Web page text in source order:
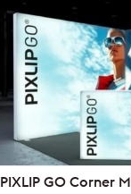
PIXLIP GO Corner M